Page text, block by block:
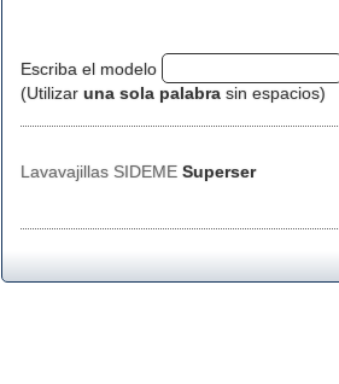
Escriba el modelo
(Utilizar una sola palabra sin espacios)
Lavavajillas SIDEME Superser